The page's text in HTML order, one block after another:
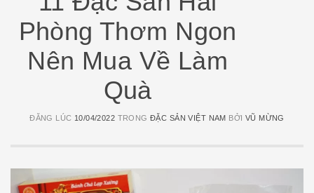
Phòng Thơm Ngon
Nên Mua Về Làm
Quà
ĐĂNG LÚC 10/04/2022 TRONGĐẶC SẢN VIỆT NAM BỞI VŨ MỪNG